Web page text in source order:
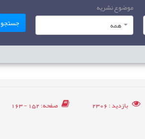
موضوع نشریه
همه
جستجو
بازدید: 2306 صفحه: 152 - 163